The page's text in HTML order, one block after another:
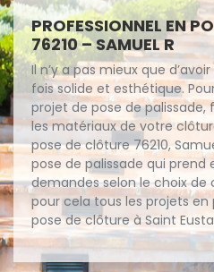
PROFESSIONNEL EN
76210 – SAMUEL R
Il n’y a pas mieux que
fois solide et esthétique.
projet de pose de
les matériaux de votre
pose de clôture 76210,
pose de palissade qui
demandes selon le choix de
pour cela tous les projets
pose de clôture à Saint